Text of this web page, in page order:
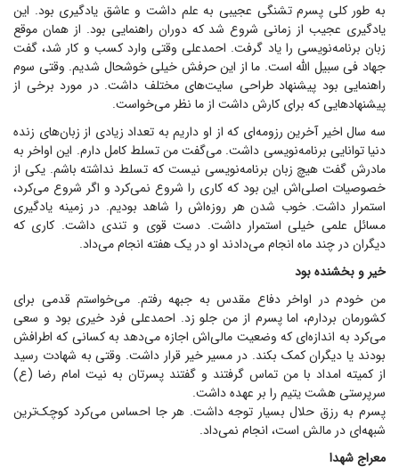
به طور کلی پسرم تشنگی عجیبی به علم داشت و عاشق یادگیری بود. این
یادگیری عجیب از زمانی شروع شد که دوران راهنمایی بود. از همان موقع
زبان برنامه‌نویسی را یاد گرفت. احمد‌علی وقتی وارد کسب و کار شد، گفت
جهاد فی سبیل الله است. ما از این حرفش خیلی خوشحال شدیم. وقتی سوم
راهنمایی بود پیشنهاد طراحی سایت‌های مختلف داشت. در مورد برخی از
پیشنهاد‌هایی که برای کارش داشت از ما نظر می‌خواست.
سه سال اخیر آخرین رزومه‌ای که از او داریم به تعداد زیادی از زبان‌های زنده
دنیا توانایی برنامه‌نویسی داشت. می‌گفت من تسلط کامل دارم. این اواخر به
مادرش گفت هیچ زبان برنامه‌نویسی نیست که تسلط نداشته باشم. یکی از
خصوصیات اصلی‌اش این بود که کاری را شروع نمی‌کرد و اگر شروع می‌کرد،
استمرار داشت. خوب شدن هر روزه‌اش را شاهد بودیم. در زمینه یادگیری
مسائل علمی خیلی استمرار داشت. دست قوی و تندی داشت. کاری که
دیگران در چند ماه انجام می‌دادند او در یک هفته انجام می‌داد.
خیر و بخشنده بود
من خودم در اواخر دفاع مقدس به جبهه رفتم. می‌خواستم قدمی برای
کشورمان بردارم، اما پسرم از من جلو زد. احمدعلی فرد خیری بود و سعی
می‌کرد به اندازه‌ای که وضعیت مالی‌اش اجازه می‌دهد به کسانی که اطرافش
بودند یا دیگران کمک بکند. در مسیر خیر قرار داشت. وقتی به شهادت رسید
از کمیته امداد با من تماس گرفتند و گفتند پسرتان به نیت امام رضا (ع)
سرپرستی هشت یتیم را بر عهده داشت.
پسرم به رزق حلال بسیار توجه داشت. هر جا احساس می‌کرد کوچک‌ترین
شبهه‌ای در مالش است، انجام نمی‌داد.
معراج شهدا